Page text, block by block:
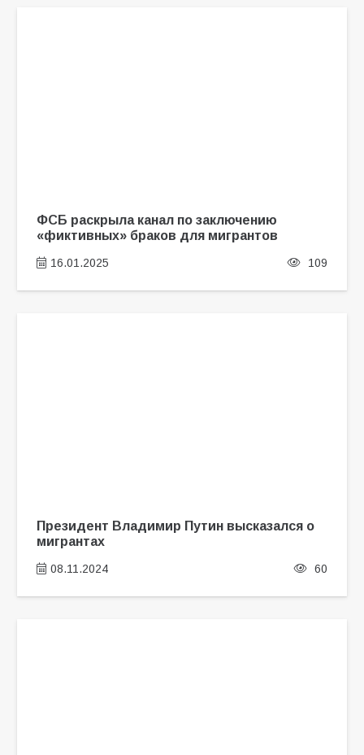
ФСБ раскрыла канал по заключению
«фиктивных» браков для мигрантов
16.01.2025 109
Президент Владимир Путин высказался о
мигрантах
08.11.2024 60